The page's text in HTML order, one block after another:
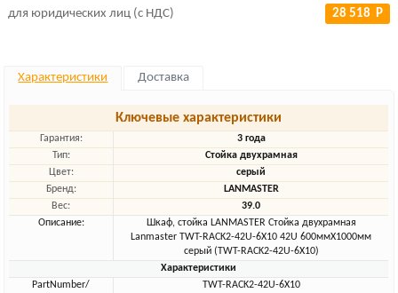
для юридических лиц (с НДС) 28 518 Р
Характеристики Доставка
Ключевые характеристики
Гарантия:
3 года
Тип:
Стойка двухрамная
Цвет:
серый
Бренд:
LANMASTER
Вес:
39.0
Описание:
Шкаф, стойка LANMASTER Стойка двухрамная
Lanmaster TWT-RACK2-42U-6X10 42U 600ммX1000мм
серый (TWT-RACK2-42U-6X10)
Характеристики
PartNumber/
TWT-RACK2-42U-6X10